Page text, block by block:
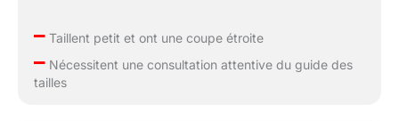
–Taillent petit et ont une coupe étroite
–Nécessitent une consultation attentive du guide des
tailles